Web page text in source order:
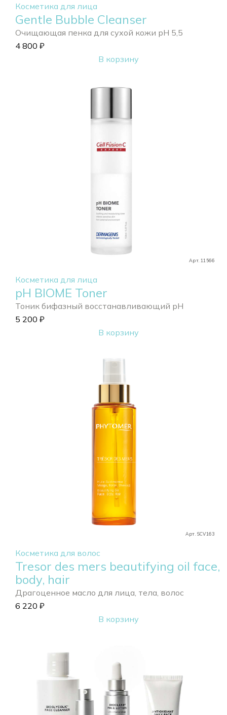
Косметика для лица
Gentle Bubble Cleanser
Очищающая пенка для сухой кожи pH 5,5
4 800 ₽
В корзину
Арт. 11566
Косметика для лица
pH BIOME Toner
Тоник бифазный восстанавливающий pH
5 200 ₽
В корзину
Арт. SCV163
Косметика для волос
Tresor des mers beautifying oil face,
body, hair
Драгоценное масло для лица, тела, волос
6 220 ₽
В корзину